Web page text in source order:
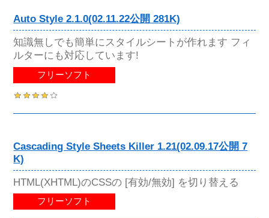
Auto Style 2.1.0(02.11.22公開 281K)
知識無しでも簡単にスタイルシートが作れます フィ
ルターにも対応しています!
フリーソフト
Cascading Style Sheets Killer 1.21(02.09.17公開 7
K)
HTML(XHTML)のCSSの [有効/無効] を切り替える
フリーソフト